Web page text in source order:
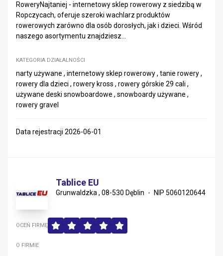
RoweryNajtaniej - internetowy sklep rowerowy z siedzibą w
Ropczycach, oferuje szeroki wachlarz produktów
rowerowych zarówno dla osób dorosłych, jak i dzieci. Wśród
naszego asortymentu znajdziesz...
KATEGORIA DZIAŁALNOŚCI
narty używane , internetowy sklep rowerowy , tanie rowery ,
rowery dla dzieci , rowery kross , rowery górskie 29 cali ,
używane deski snowboardowe , snowboardy używane ,
rowery gravel
Data rejestracji 2026-06-01
Tablice EU
Grunwaldzka , 08-530 Dęblin NIP 5060120644
O FIRMIE
OCEŃ FIRMĘ